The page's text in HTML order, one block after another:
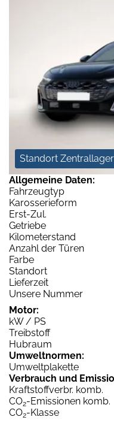
Standort Zentrallager
Allgemeine Daten:
Fahrzeugtyp
Karosserieform
Erst-Zul.
Getriebe
Kilometerstand
Anzahl der Türen
Farbe
Standort
Lieferzeit
Unsere Nummer
Motor:
kW / PS
Treibstoff
Hubraum
Umweltnormen:
Umweltplakette
Verbrauch und
Kraftstoffverbr. komb.
CO2-Emissionen komb.
CO2-Klasse